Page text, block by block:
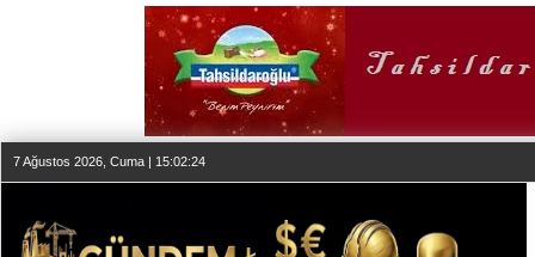
7 Ağustos 2026, Cuma | 15:02:24